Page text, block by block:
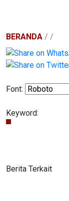
BERANDA / /
Font:
Keyword:
Berita Terkait